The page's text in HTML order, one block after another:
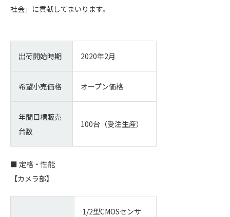
社会」に貢献してまいります。
出荷開始時期 2020年2月
希望小売価格 オープン価格
年間目標販売
台数
100台（受注生産）
■ 定格・性能
【カメラ部】
1/2型CMOSセンサ